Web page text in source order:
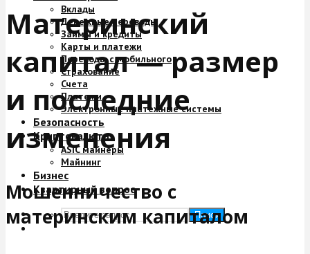
Вклады
Денежные переводы
Займы и кредиты
Карты и платежи
Переводы с мобильного
Страхование
Счета
Платежи
Электронные платежные системы
Безопасность
Криптовалюта
ASIC майнеры
Майнинг
Бизнес
Квартирный вопрос
Поиск
Материнский
капитал — размер
и последние
изменения
Мошенничество с
материнским капиталом